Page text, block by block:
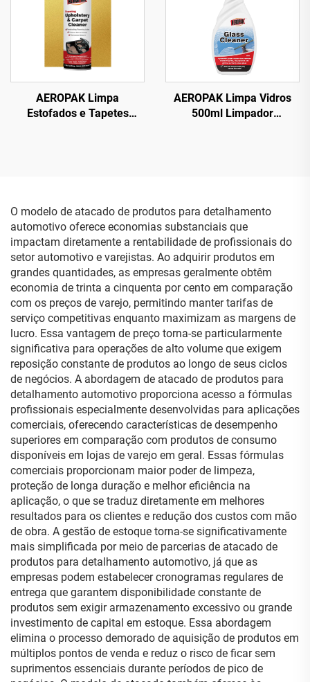
AEROPAK Limpa
Estofados e Tapetes
AEROPAK Limpa Vidros
500ml Limpador
O modelo de atacado de produtos para detalhamento
automotivo oferece economias substanciais que
impactam diretamente a rentabilidade de profissionais do
setor automotivo e varejistas. Ao adquirir produtos em
grandes quantidades, as empresas geralmente obtêm
economia de trinta a cinquenta por cento em comparação
com os preços de varejo, permitindo manter tarifas de
serviço competitivas enquanto maximizam as margens de
lucro. Essa vantagem de preço torna-se particularmente
significativa para operações de alto volume que exigem
reposição constante de produtos ao longo de seus ciclos
de negócios. A abordagem de atacado de produtos para
detalhamento automotivo proporciona acesso a fórmulas
profissionais especialmente desenvolvidas para aplicações
comerciais, oferecendo características de desempenho
superiores em comparação com produtos de consumo
disponíveis em lojas de varejo em geral. Essas fórmulas
comerciais proporcionam maior poder de limpeza,
proteção de longa duração e melhor eficiência na
aplicação, o que se traduz diretamente em melhores
resultados para os clientes e redução dos custos com mão
de obra. A gestão de estoque torna-se significativamente
mais simplificada por meio de parcerias de atacado de
produtos para detalhamento automotivo, já que as
empresas podem estabelecer cronogramas regulares de
entrega que garantem disponibilidade constante de
produtos sem exigir armazenamento excessivo ou grande
investimento de capital em estoque. Essa abordagem
elimina o processo demorado de aquisição de produtos em
múltiplos pontos de venda e reduz o risco de ficar sem
suprimentos essenciais durante períodos de pico de